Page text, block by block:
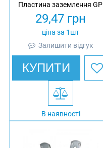
Пластина заземлення GP
29,47 грн
ціна за 1шт
Залишити відгук
КУПИТИ
В наявності